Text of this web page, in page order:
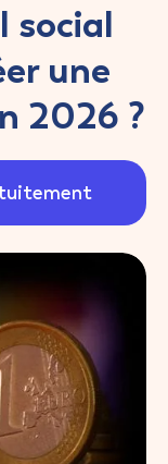
social
une
2026 ?